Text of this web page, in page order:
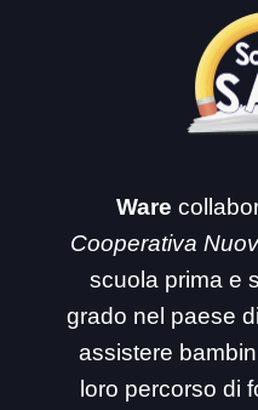
Ware
Cooperativa
scuola prima e
grado nel paese
assistere
loro percorso di